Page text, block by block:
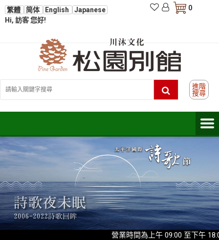
繁體 简体 English
Japanese
Hi, 訪客 您好!
0
進階
搜尋
營業時間為上午 09:00 至下午